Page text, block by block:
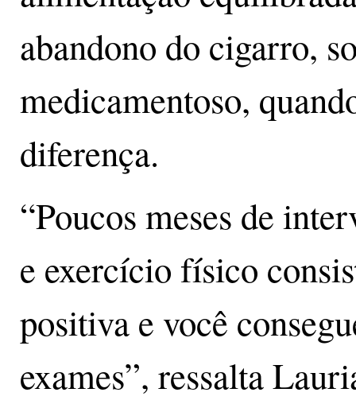
abandono do cigarro,
medicamentoso,
diferença.
“Poucos meses de
e exercício físico
positiva e você
exames”, ressalta